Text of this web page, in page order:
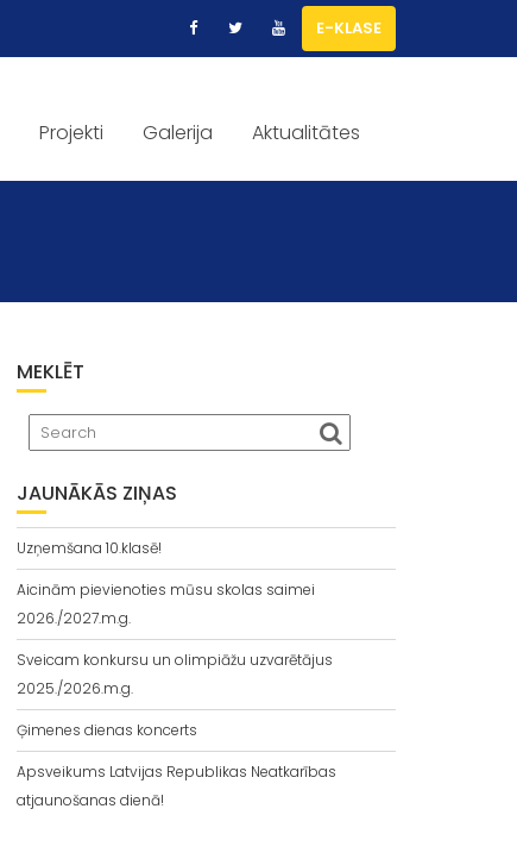
E-KLASE
Projekti Galerija Aktualitātes
MEKLĒT
JAUNĀKĀS ZIŅAS
Uzņemšana 10.klasē!
Aicinām pievienoties mūsu skolas saimei
2026./2027.m.g.
Sveicam konkursu un olimpiāžu uzvarētājus
2025./2026.m.g.
Ģimenes dienas koncerts
Apsveikums Latvijas Republikas Neatkarības
atjaunošanas dienā!